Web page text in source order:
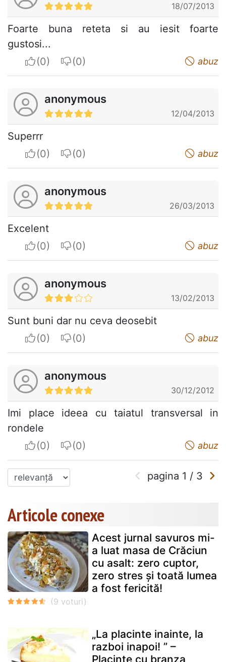
18/07/2013
Foarte buna reteta si au iesit foarte
gustosi...
I apreciateI do not appreciate abuz
anonymous
12/04/2013
Superrr
I apreciateI do not appreciate abuz
anonymous
26/03/2013
Excelent
I apreciateI do not appreciate abuz
anonymous
13/02/2013
Sunt buni dar nu ceva deosebit
I apreciateI do not appreciate abuz
anonymous
30/12/2012
Imi place ideea cu taiatul transversal in
rondele
I apreciateI do not appreciate abuz
pagina 1 / 3
Articole conexe
Acest jurnal savuros mi-
a luat masa de Crăciun
cu asalt: zero cuptor,
zero stres și toată lumea
a fost fericită!
„La placinte inainte, la
razboi inapoi! ” –
Placinte cu branza